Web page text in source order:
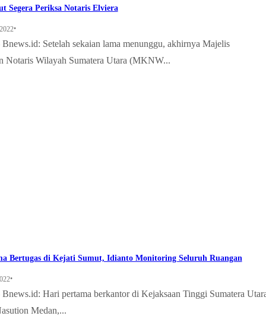
Segera Periksa Notaris Elviera
•
Setelah sekaian lama menunggu, akhirnya Majelis
Notaris Wilayah Sumatera Utara (MKNW...
Bertugas di Kejati Sumut, Idianto Monitoring Seluruh Ruangan
•
Hari pertama berkantor di Kejaksaan Tinggi Sumatera
Medan,...